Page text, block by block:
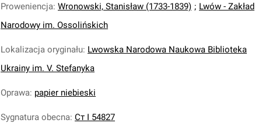
Proweniencja: Wronowski, Stanisław (1733-1839) ; Lwów - Zakład
Narodowy im. Ossolińskich
Lokalizacja oryginału: Lwowska Narodowa Naukowa Biblioteka
Ukrainy im. V. Stefanyka
Oprawa: papier niebieski
Sygnatura obecna: Ст І 54827